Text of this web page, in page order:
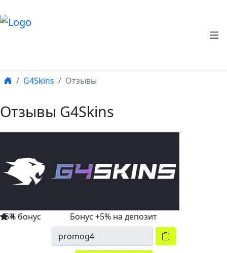
G4Skins Отзывы
Отзывы G4Skins
+5% бонус
4 Бонус +5% на депозит